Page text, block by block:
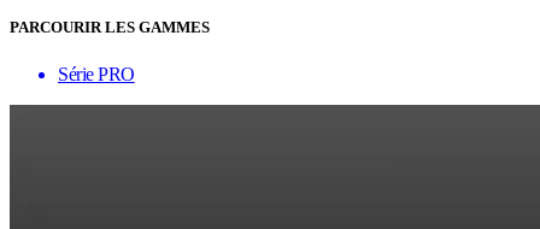
PARCOURIR LES GAMMES
Série PRO